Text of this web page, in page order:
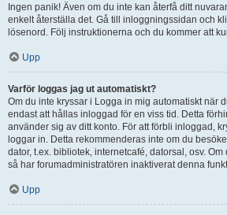
Ingen panik! Även om du inte kan återfå ditt
enkelt återställa det. Gå till inloggningssidan och
lösenord. Följ instruktionerna och du kommer att
Upp
Varför loggas jag ut automatiskt?
Om du inte kryssar i Logga in mig automatiskt när
endast att hållas inloggad för en viss tid. Detta
använder sig av ditt konto. För att förbli inloggad,
loggar in. Detta rekommenderas inte om du
dator, t.ex. bibliotek, internetcafé, datorsal, osv.
så har forumadministratören inaktiverat denna
Upp